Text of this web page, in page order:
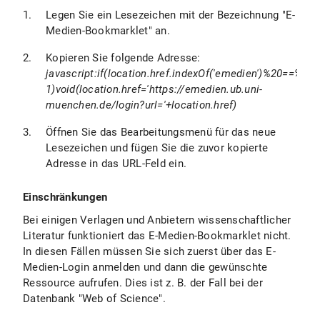
Legen Sie ein Lesezeichen mit der Bezeichnung "E-
Medien-Bookmarklet" an.
Kopieren Sie folgende Adresse:
javascript:if(location.href.indexOf('emedien')%20==%20-
1)void(location.href='https://emedien.ub.uni-
muenchen.de/login?url='+location.href)
Öffnen Sie das Bearbeitungsmenü für das neue
Lesezeichen und fügen Sie die zuvor kopierte
Adresse in das URL-Feld ein.
Einschränkungen
Bei einigen Verlagen und Anbietern wissenschaftlicher
Literatur funktioniert das E-Medien-Bookmarklet nicht.
In diesen Fällen müssen Sie sich zuerst über das E-
Medien-Login anmelden und dann die gewünschte
Ressource aufrufen. Dies ist z. B. der Fall bei der
Datenbank "Web of Science".